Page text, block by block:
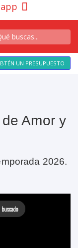
UN PRESUPUESTO
Amor y
2026.